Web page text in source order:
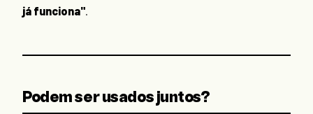
já funciona".
Podem ser usados juntos?